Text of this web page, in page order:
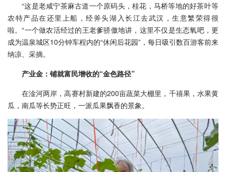
“这是老咸宁茶麻古道一个原码头，桂花，马桥等地的好茶叶等
农特产品在还里上船，经斧头湖入长江去武汉，生意繁荣得很
啦。“一个做农活经过的王老爹骄傲地讲，这里不仅是生态氧吧，更
成为温泉城区10分钟车程内的“休闲后花园”，每日吸引数百游客前来
纳凉、采摘。
产业金：铺就富民增收的“金色路径”
在淦河两岸，高赛村新建的200亩蔬菜大棚里，千禧果，水果黄
瓜，南瓜等长势正旺，一派瓜果飘香的景象。